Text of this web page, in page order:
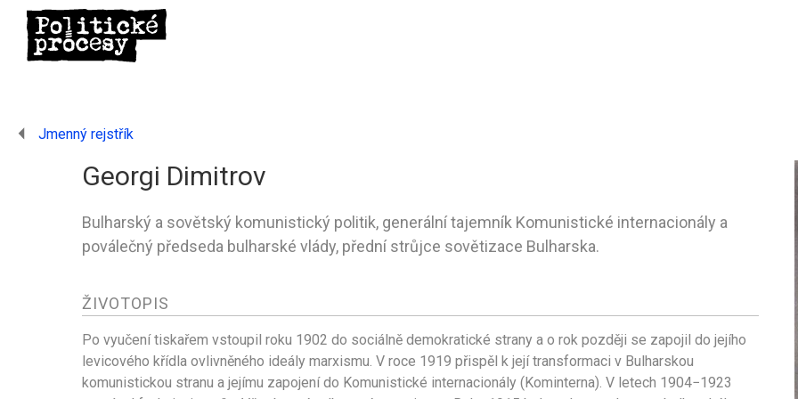
Jmenný rejstřík
Georgi Dimitrov
Bulharský a sovětský komunistický politik, generální tajemník Komunistické internacionály a
poválečný předseda bulharské vlády, přední strůjce sovětizace Bulharska.
ŽIVOTOPIS
Po vyučení tiskařem vstoupil roku 1902 do sociálně demokratické strany a o rok později se zapojil do jejího
levicového křídla ovlivněného ideály marxismu. V roce 1919 přispěl k její transformaci v Bulharskou
komunistickou stranu a jejímu zapojení do Komunistické internacionály (Kominterna). V letech 1904−1923